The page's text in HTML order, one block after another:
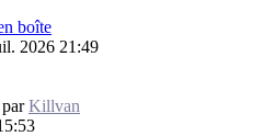
boîte
2026 21:49
parKillvan